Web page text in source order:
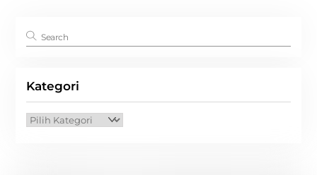
Kategori
Kategori